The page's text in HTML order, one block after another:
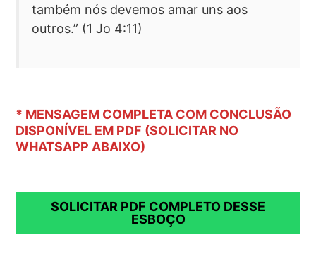
também nós devemos amar uns aos
outros.” (1 Jo 4:11)
* MENSAGEM COMPLETA COM CONCLUSÃO
DISPONÍVEL EM PDF (SOLICITAR NO
WHATSAPP ABAIXO)
SOLICITAR PDF COMPLETO DESSE
ESBOÇO